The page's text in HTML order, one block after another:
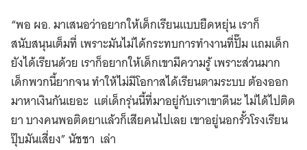
“พอ ผอ. มาเสนอว่าอยากให้เด็กเรียนแบบยืดหยุ่น เราก็
สนับสนุนเต็มที่ เพราะมันไม่ได้กระทบการทำงานที่ปั๊ม แถมเด็ก
ยังได้เรียนด้วย เราก็อยากให้เด็กเขามีความรู้ เพราะส่วนมาก
เด็กพวกนี้ยากจน ทำให้ไม่มีโอกาสได้เรียนตามระบบ ต้องออก
มาหาเงินกันเยอะ แต่เด็กรุ่นนี้ที่มาอยู่กับเราเขาดีนะ ไม่ได้ไปติด
ยา บางคนพอติดยาแล้วก็เสียคนไปเลย เขาอยู่นอกรั้วโรงเรียน
ปุ๊บมันเสี่ยง” นัชชา เล่า